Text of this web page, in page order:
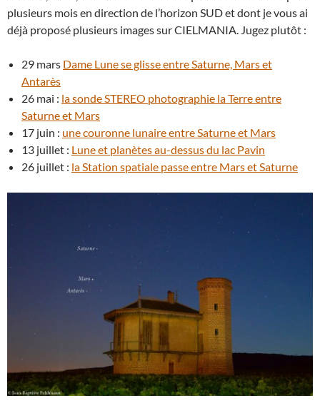
plusieurs mois en direction de l’horizon SUD et dont je vous ai
déjà proposé plusieurs images sur CIELMANIA. Jugez plutôt :
29 mars Dame Lune se glisse entre Saturne, Mars et
Antarès
26 mai : la sonde STEREO photographie la Terre entre
Saturne et Mars
17 juin : une couronne lunaire entre Saturne et Mars
13 juillet : Lune et planètes au-dessus du lac Pavin
26 juillet : la Station spatiale passe entre Mars et Saturne